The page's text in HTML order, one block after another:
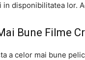
in disponibilitatea lor.
Bune Filme
a celor mai bune